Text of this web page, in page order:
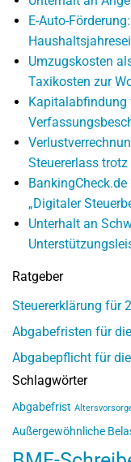
E-Auto-
Umzugskosten
Taxikosten zur
Kapitalabfindung
Steuererlass
„Digitaler
Unterhalt an
Ratgeber
Steuererklärung für
Abgabefristen für
Abgabepflicht für
Schlagwörter
Abgabefrist
Außergewöhnliche